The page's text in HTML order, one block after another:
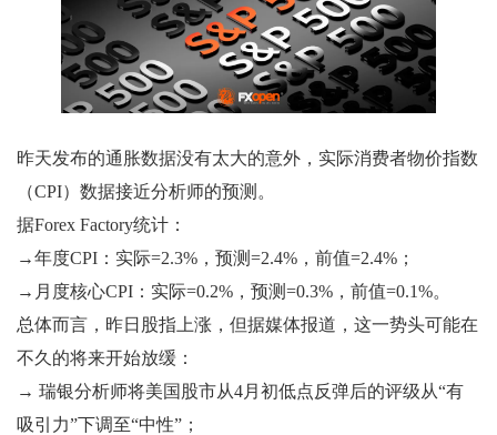
昨天发布的通胀数据没有太大的意外，实际消费者物价指数
（CPI）数据接近分析师的预测。
据Forex Factory统计：
→年度CPI：实际=2.3%，预测=2.4%，前值=2.4%；
→月度核心CPI：实际=0.2%，预测=0.3%，前值=0.1%。
总体而言，昨日股指上涨，但据媒体报道，这一势头可能在
不久的将来开始放缓：
→ 瑞银分析师将美国股市从4月初低点反弹后的评级从“有
吸引力”下调至“中性”；